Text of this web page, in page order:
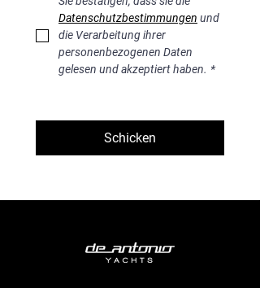
Datenschutzbestimmungen und
die Verarbeitung ihrer
personenbezogenen Daten
gelesen und akzeptiert haben. *
Schicken